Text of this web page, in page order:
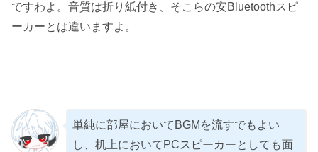
ですわよ。音質は折り紙付き、そこらの安Bluetoothスピ
ーカーとは違いますよ。
単純に部屋においてBGMを流すでもよい
し、机上においてPCスピーカーとしても面